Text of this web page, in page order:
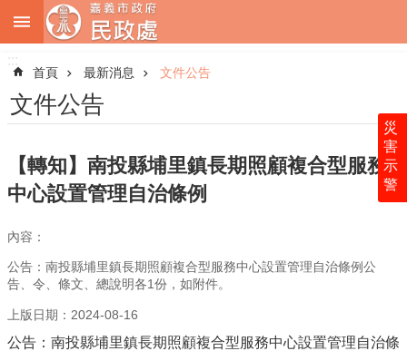
跳到主要內容區塊
階
尋
關
本
處
最
消
息
災
害
示
警
:::
首頁 最新消息 文件公告
文件公告
【轉知】南投縣埔里鎮長期照顧複合型服務
中心設置管理自治條例
內容：
公告：南投縣埔里鎮長期照顧複合型服務中心設置管理自治條例公
告、令、條文、總說明各1份，如附件。
上版日期：2024-08-16
公告：南投縣埔里鎮長期照顧複合型服務中心設置管理自治條